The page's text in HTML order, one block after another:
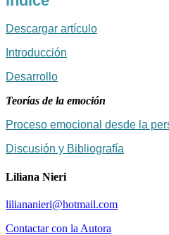
Descargar artículo
Introducción
Desarrollo
Teorías de la emoción
Proceso emocional desde la
Discusión y Bibliografía
Liliana Nieri
Contactar con la Autora